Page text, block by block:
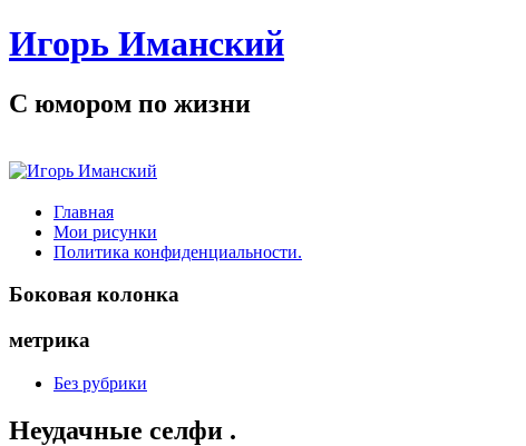
Игорь Иманский
С юмором по жизни
Главная
Мои рисунки
Политика конфиденциальности.
Боковая колонка
метрика
Без рубрики
Неудачные селфи .